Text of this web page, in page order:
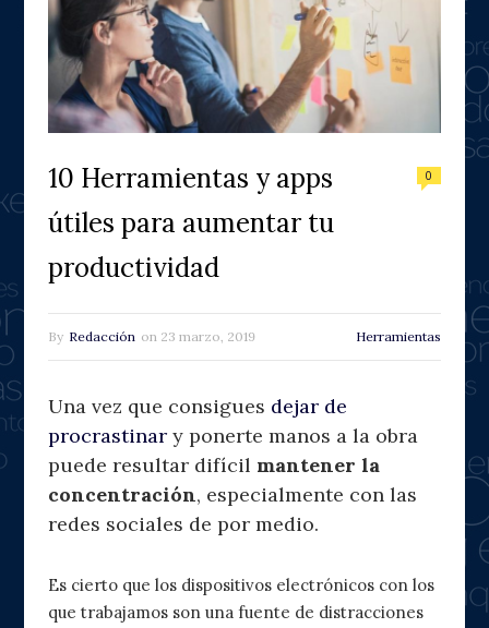
10 Herramientas y apps
útiles para aumentar tu
productividad
0
By Redacción on 23 marzo, 2019 Herramientas
Una vez que consigues dejar de
procrastinar y ponerte manos a la obra
puede resultar difícil mantener la
concentración, especialmente con las
redes sociales de por medio.
Es cierto que los dispositivos electrónicos con los
que trabajamos son una fuente de distracciones